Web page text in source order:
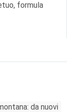
formula
da nuovi